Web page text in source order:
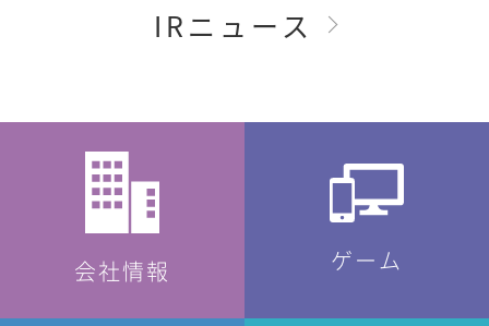
IRニュース
会社情報
ゲーム